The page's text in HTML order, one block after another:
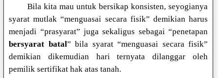
Bila kita mau untuk bersikap konsisten, seyogianya
syarat mutlak “menguasai secara fisik” demikian harus
menjadi “prasyarat” juga sekaligus sebagai “penetapan
bersyarat batal” bila syarat “menguasai secara fisik”
demikian dikemudian hari ternyata dilanggar oleh
pemilik sertifikat hak atas tanah.